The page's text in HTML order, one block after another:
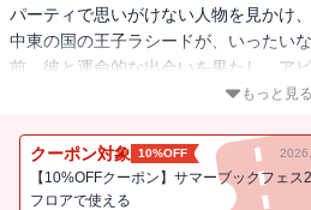
パーティで思いがけない人物を見かけ
中東の国の王子ラシードが、いったい
前、彼と運命的な出会いを果たし、ア
し幸せは束の間だった。周囲から彼に
女はこっそりパーティを抜け出した。
がりで行く手をさえぎった者がいる。
獲物を狙う砂漠の鷹のような……。ラ
もっと見る
クーポン対象 10%OFF
【10%OFFクーポン】サマーブックフェス
フロアで使える